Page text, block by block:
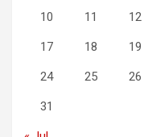
10 11 12
17 18 19
24 25 26
31